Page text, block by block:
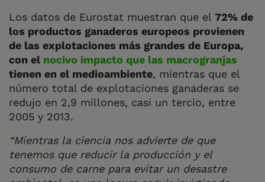
Los datos de Eurostat muestran que el 72% de
los productos ganaderos europeos provienen
de las explotaciones más grandes de Europa,
con el nocivo impacto que las macrogranjas
tienen en el medioambiente, mientras que el
número total de explotaciones ganaderas se
redujo en 2,9 millones, casi un tercio, entre
2005 y 2013.
“Mientras la ciencia nos advierte de que
tenemos que reducir la producción y el
consumo de carne para evitar un desastre